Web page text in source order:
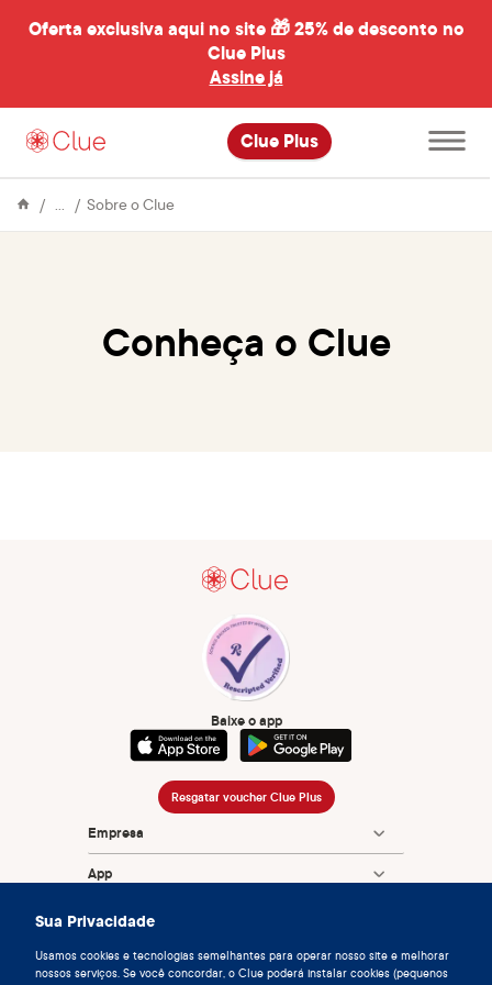
Sua Privacidade
Usamos cookies e tecnologias semelhantes para operar nosso site e melhorar
nossos serviços. Se você concordar, o Clue poderá instalar cookies (pequenos
Oferta exclusiva aqui no site 🎁25% de desconto no
Clue Plus
Assine já
Clue Plus
Abrir
menu
principal
Enciclopédia
Sobre o ClueConheça
Conheça o Clue
Baixe o app
Resgatar voucher Clue Plus
Empresa
App
Enciclopédia
Informação